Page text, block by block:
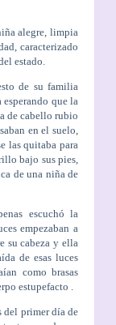
alegre, limpia
caracterizado
estado.
de su familia
que la
de cabello rubio
en el suelo,
las quitaba para
bajo sus pies,
de una niña de
escuchó la
empezaban a
su cabeza y ella
de esas luces
como brasas
estupefacto .
del primer día de